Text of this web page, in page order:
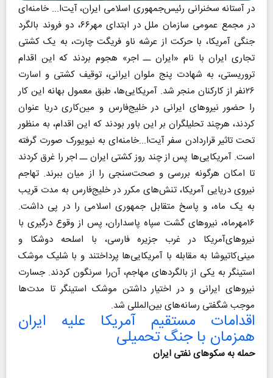
در آستانه سخنرانی رئیس‌جمهوری اسلامی ایران، آیت‌ا... خامنه‌ای
در مجمع عمومی سازمان ملل در ابتدای مهر۶۶، دو فروند بالگرد
جنگی آمریکا، با حرکت از عرشه ناو فریگت چارت، به یک کشتی
تجاری ایران با نام «ایران ــ اجر» هجوم بردند که این اقدام
تروریستی، به شهادت پنج ملوان ایرانی، توقیف کشتی و اسارت
۲۶نفر از کارکنان منجر شد. آمریکایی‌ها، طبق معمول بهانه‌ این کار
را حضور نیروهای ایرانی در خلیج‌فارس و مین‌کاری دریا عنوان
کردند، هرچند تحلیلگران بر این باور بودند که این اقدام، به منظور
تحت تاثیر قراردادن سفر آیت‌ا...خامنه‌ای به نیویورک صورت گرفته
است. آمریکایی‌ها پس از چند روز کشتی ایران ــ اجر را غرق کردند
تا امکان هرگونه بررسی و صحت‌سنجی را از میان ببرند. تهاجم
نیروی دریایی آمریکا، تنش‌های مکرر در خلیج‌فارس به مدت قریب
به یک ماه، و پاسخ متقابل جمهوری اسلامی را در پی داشت.
۱۶مهرماه، نیروهای گشت سپاه پاسداران، پس از وقوع درگیری با
نیروهای‌آمریکا در غرب جزیره‌ فارسی، با اسلحه‌ دوشکا و
مینی‌کاتیوشا به مقابله با آمریکایی‌ها پرداختند و با شلیک موشک
استینگر به یکی از بالگردهای مهاجم، آن‌را سرنگون کردند. جسارت
نیروهای ایرانی و در اختیار داشتن موشک استینگر تا مدت‌ها
موجب شگفتی رسانه‌های بین‌المللی شد.
اقدامات مستقیم آمریکا علیه ایران
همزمان با جنگ تحمیلی
حمله به سکوهای نفتی ایران